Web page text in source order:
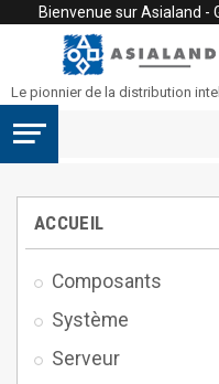
Bienvenue sur Asialand
Le pionnier de la distribution
ACCUEIL
Composants
Système
Serveur